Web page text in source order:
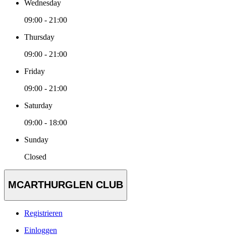
Wednesday
09:00 - 21:00
Thursday
09:00 - 21:00
Friday
09:00 - 21:00
Saturday
09:00 - 18:00
Sunday
Closed
MCARTHURGLEN CLUB
Registrieren
Einloggen